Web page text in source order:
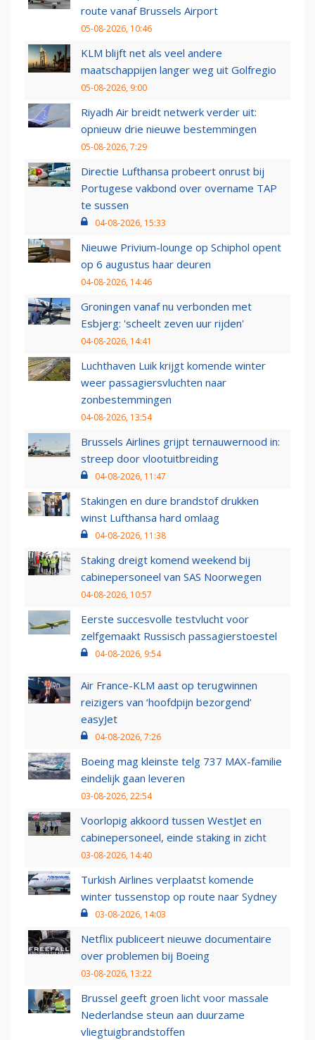
route vanaf Brussels Airport
05-08-2026, 10:46
KLM blijft net als veel andere
maatschappijen langer weg uit Golfregio
05-08-2026, 9:00
Riyadh Air breidt netwerk verder uit:
opnieuw drie nieuwe bestemmingen
05-08-2026, 7:29
Directie Lufthansa probeert onrust bij
Portugese vakbond over overname TAP
te sussen
04-08-2026, 15:33
Nieuwe Privium-lounge op Schiphol opent
op 6 augustus haar deuren
04-08-2026, 14:46
Groningen vanaf nu verbonden met
Esbjerg: 'scheelt zeven uur rijden'
04-08-2026, 14:41
Luchthaven Luik krijgt komende winter
weer passagiersvluchten naar
zonbestemmingen
04-08-2026, 13:54
Brussels Airlines grijpt ternauwernood in:
streep door vlootuitbreiding
04-08-2026, 11:47
Stakingen en dure brandstof drukken
winst Lufthansa hard omlaag
04-08-2026, 11:38
Staking dreigt komend weekend bij
cabinepersoneel van SAS Noorwegen
04-08-2026, 10:57
Eerste succesvolle testvlucht voor
zelfgemaakt Russisch passagierstoestel
04-08-2026, 9:54
Air France-KLM aast op terugwinnen
reizigers van ‘hoofdpijn bezorgend’
easyJet
04-08-2026, 7:26
Boeing mag kleinste telg 737 MAX-familie
eindelijk gaan leveren
03-08-2026, 22:54
Voorlopig akkoord tussen WestJet en
cabinepersoneel, einde staking in zicht
03-08-2026, 14:40
Turkish Airlines verplaatst komende
winter tussenstop op route naar Sydney
03-08-2026, 14:03
Netflix publiceert nieuwe documentaire
over problemen bij Boeing
03-08-2026, 13:22
Brussel geeft groen licht voor massale
Nederlandse steun aan duurzame
vliegtuigbrandstoffen